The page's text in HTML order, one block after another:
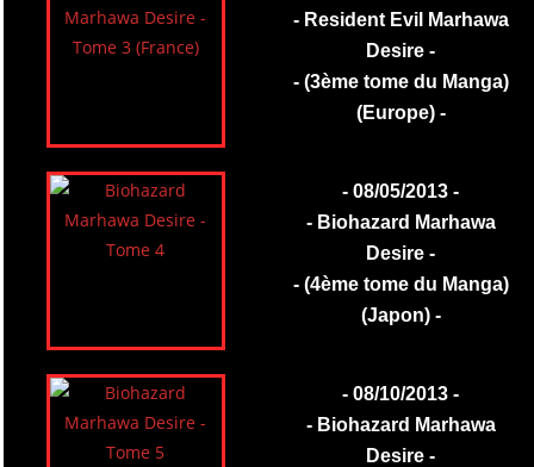
- Resident Evil Marhawa
Desire -
- (3ème tome du Manga)
(Europe) -
- 08/05/2013 -
- Biohazard Marhawa
Desire -
- (4ème tome du Manga)
(Japon) -
- 08/10/2013 -
- Biohazard Marhawa
Desire -